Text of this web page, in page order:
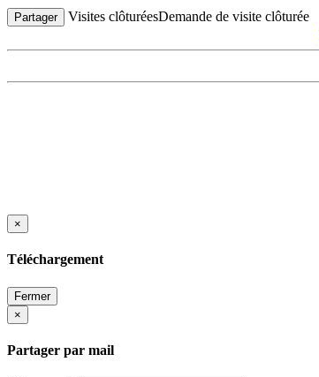
Partager Visites clôturéesDemande de visite clôturée
×
Téléchargement
Fermer
×
Partager par mail